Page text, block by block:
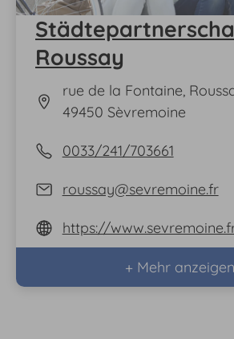
Roussay
rue de la Fontaine,
49450 Sèvremoine
0033/241/703661
roussay@sevremoine.fr
https://
+ Mehr anzeigen